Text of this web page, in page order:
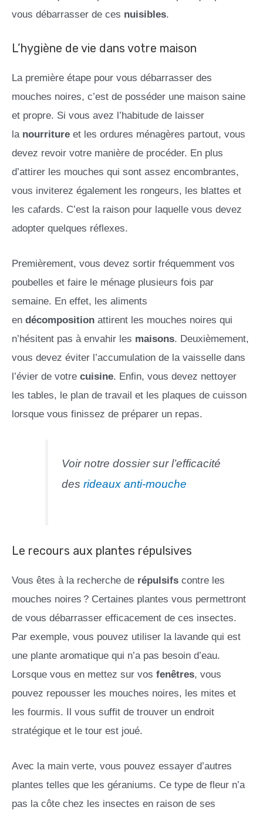
vous débarrasser de ces nuisibles.
L’hygiène de vie dans votre maison
La première étape pour vous débarrasser des
mouches noires, c’est de posséder une maison saine
et propre. Si vous avez l’habitude de laisser
la nourriture et les ordures ménagères partout, vous
devez revoir votre manière de procéder. En plus
d’attirer les mouches qui sont assez encombrantes,
vous inviterez également les rongeurs, les blattes et
les cafards. C’est la raison pour laquelle vous devez
adopter quelques réflexes.
Premièrement, vous devez sortir fréquemment vos
poubelles et faire le ménage plusieurs fois par
semaine. En effet, les aliments
en décomposition attirent les mouches noires qui
n’hésitent pas à envahir les maisons. Deuxièmement,
vous devez éviter l’accumulation de la vaisselle dans
l’évier de votre cuisine. Enfin, vous devez nettoyer
les tables, le plan de travail et les plaques de cuisson
lorsque vous finissez de préparer un repas.
Voir notre dossier sur l’efficacité
desrideaux anti-mouche
Le recours aux plantes répulsives
Vous êtes à la recherche de répulsifs contre les
mouches noires ? Certaines plantes vous permettront
de vous débarrasser efficacement de ces insectes.
Par exemple, vous pouvez utiliser la lavande qui est
une plante aromatique qui n’a pas besoin d’eau.
Lorsque vous en mettez sur vos fenêtres, vous
pouvez repousser les mouches noires, les mites et
les fourmis. Il vous suffit de trouver un endroit
stratégique et le tour est joué.
Avec la main verte, vous pouvez essayer d’autres
plantes telles que les géraniums. Ce type de fleur n’a
pas la côte chez les insectes en raison de ses